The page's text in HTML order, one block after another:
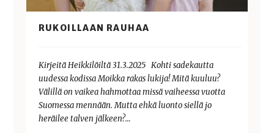
RUKOILLAAN RAUHAA
Kirjeitä Heikkilöiltä 31.3.2025 Kohti sadekautta
uudessa kodissa Moikka rakas lukija! Mitä kuuluu?
Välillä on vaikea hahmottaa missä vaiheessa vuotta
Suomessa mennään. Mutta ehkä luonto siellä jo
heräilee talven jälkeen?…